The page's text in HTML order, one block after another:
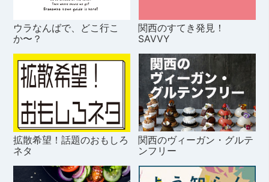
ウラなんばで、どこ行こ
か〜？
関西のすてき発見！
SAVVY
拡散希望！話題のおもしろ
ネタ
関西のヴィーガン・グルテ
ンフリー